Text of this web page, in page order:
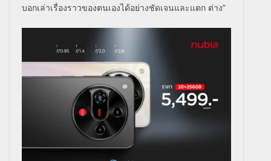
บอกเล่าเรื่องราวของตนเองได้อย่างชัดเจนและแตก ต่าง”